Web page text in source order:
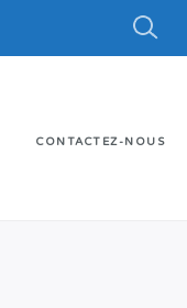
CONTACTEZ-NOUS